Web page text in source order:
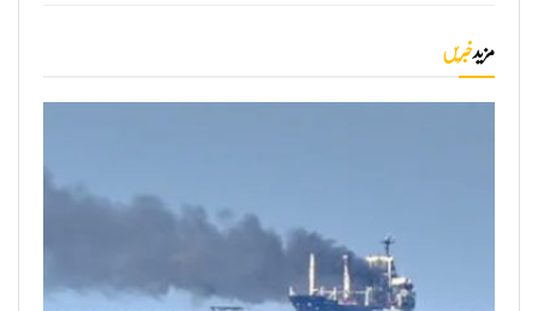
مزیدخبریں